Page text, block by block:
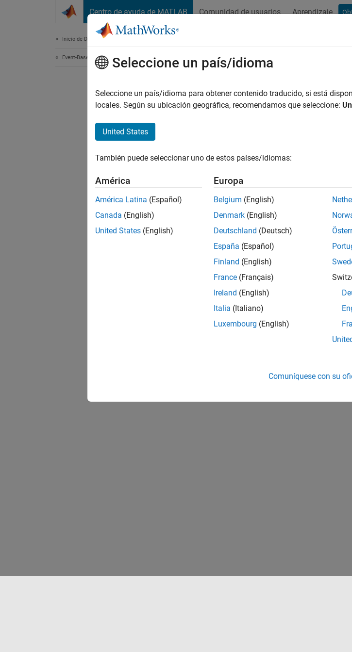
Centro de ayuda de MATLAB Comunidad de usuarios Aprendizaje
Inicio de Documentación
Event-Based ModelingSeleccione un país/idioma
Seleccione un país/idioma para obtener contenido traducido, si está
locales. Según su ubicación geográfica, recomendamos que seleccione:
United States
También puede seleccionar uno de estos países/idiomas:
América
América Latina (Español)
Canada (English)
United States (English)
Europa
Belgium (English)
Denmark (English)
Deutschland (Deutsch)
España (Español)
Finland (English)
France (Français)
Ireland (English)
Italia (Italiano)
Luxembourg (English)
Comuníquese con su